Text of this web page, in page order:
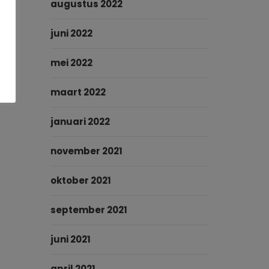
augustus 2022
juni 2022
mei 2022
maart 2022
januari 2022
november 2021
oktober 2021
september 2021
juni 2021